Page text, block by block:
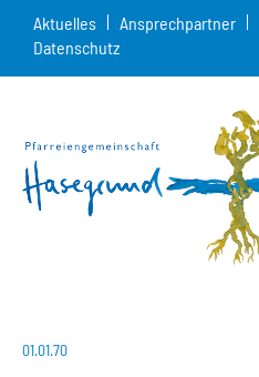
Aktuelles Ansprechpartner
Datenschutz
01.01.70